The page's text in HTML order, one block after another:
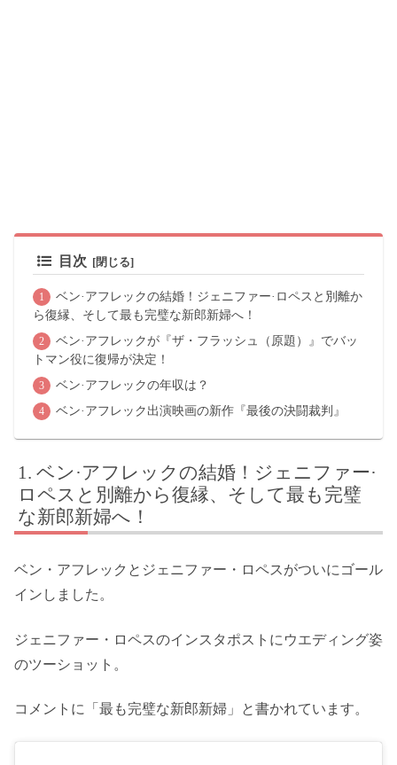
目次
ベン·アフレックの結婚！ジェニファー·ロペスと別離か
ら復縁、そして最も完璧な新郎新婦へ！
ベン·アフレックが『ザ・フラッシュ（原題）』でバッ
トマン役に復帰が決定！
ベン·アフレックの年収は？
ベン·アフレック出演映画の新作『最後の決闘裁判』
ベン·アフレックの結婚！ジェニファー·
ロペスと別離から復縁、そして最も完璧
な新郎新婦へ！
ベン・アフレックとジェニファー・ロペスがついにゴール
インしました。
ジェニファー・ロペスのインスタポストにウエディング姿
のツーショット。
コメントに「最も完璧な新郎新婦」と書かれています。